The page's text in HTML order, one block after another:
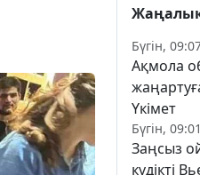
Бүгін,
Ақмола
Үкімет
Бүгін, 09:01
Заңсыз
күдікті